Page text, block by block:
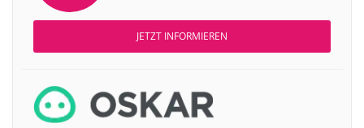
JETZT INFORMIEREN